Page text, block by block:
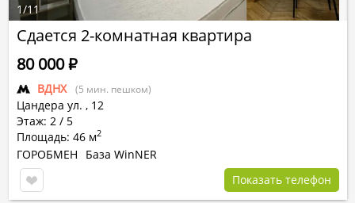
Сдается 2-комнатная квартира
ВДНХ (5 мин. пешком)
Цандера ул. , 12
Этаж: 2 / 5
Площадь: 46 м2
80 000Р
ГОРОБМЕН
База WinNER
Показать телефон
1/11